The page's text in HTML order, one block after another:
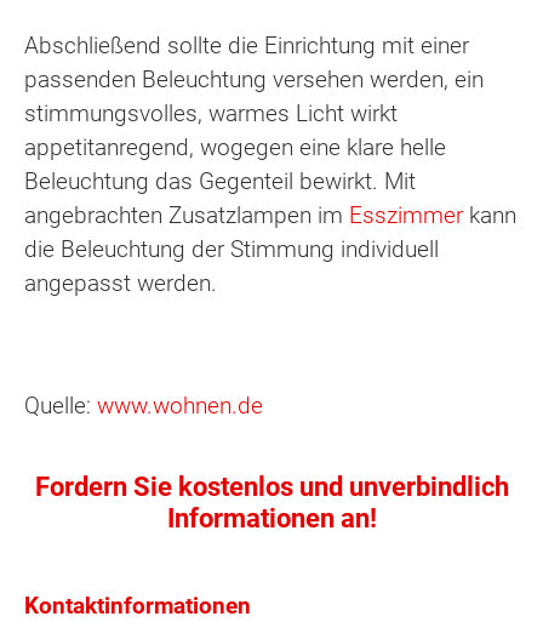
Abschließend sollte die Einrichtung mit einer
passenden Beleuchtung versehen werden, ein
stimmungsvolles, warmes Licht wirkt
appetitanregend, wogegen eine klare helle
Beleuchtung das Gegenteil bewirkt. Mit
angebrachten Zusatzlampen im Esszimmer kann
die Beleuchtung der Stimmung individuell
angepasst werden.
Quelle: www.wohnen.de
Fordern Sie kostenlos und unverbindlich
Informationen an!
Kontaktinformationen